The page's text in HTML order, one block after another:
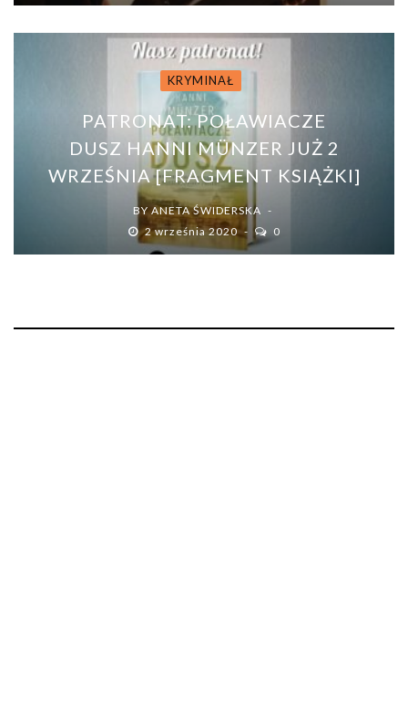
KRYMINAŁ
PATRONAT: POŁAWIACZE
DUSZ HANNI MÜNZER JUŻ 2
WRZEŚNIA [FRAGMENT KSIĄŻKI]
BYANETA ŚWIDERSKA
2 września 2020
0